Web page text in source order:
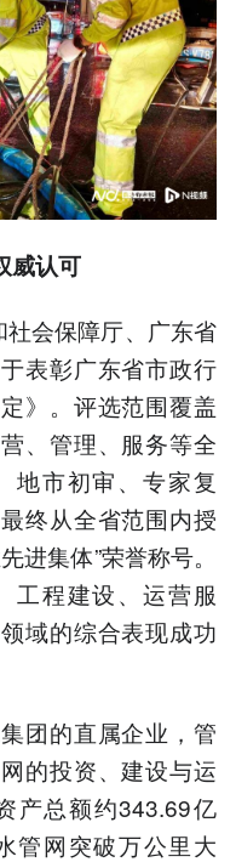
威认可
会保障厅、广东省
表彰广东省市政行
》。评选范围覆盖
、管理、服务等全
地市初审、专家复
终从全省范围内授
进集体”荣誉称号。
工程建设、运营服
域的综合表现成功
团的直属企业，管
的投资、建设与运
产总额约343.69亿
管网突破万公里大